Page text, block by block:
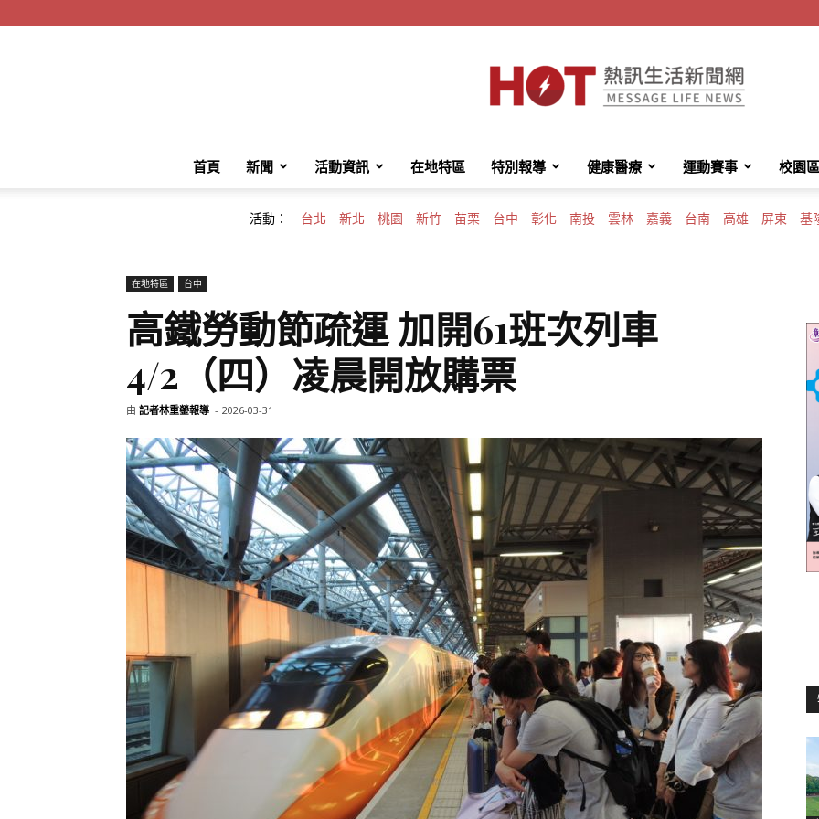
HotMessage
活
首頁 新聞 活動資訊 在地特區 特別報導 健康醫療 運動賽事 校園區
活動： 台北 新北 桃園 新竹 苗栗 台中 彰化 南投 雲林 嘉義 台南 高雄 屏東 基
在地特區 台中
高鐵勞動節疏運 加開61班次列車
4/2（四）凌晨開放購票
由 記者林重鎣報導 - 2026-03-31